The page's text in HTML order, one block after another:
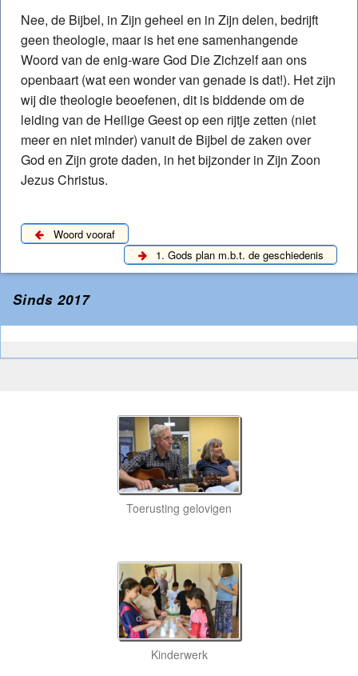
Nee, de Bijbel, in Zijn geheel en in Zijn delen, bedrijft
geen theologie, maar is het ene samenhangende
Woord van de enig-ware God Die Zichzelf aan ons
openbaart (wat een wonder van genade is dat!). Het zijn
wij die theologie beoefenen, dit is biddende om de
leiding van de Heilige Geest op een rijtje zetten (niet
meer en niet minder) vanuit de Bijbel de zaken over
God en Zijn grote daden, in het bijzonder in Zijn Zoon
Jezus Christus.
Woord vooraf
1. Gods plan m.b.t. de geschiedenis
Sinds 2017
Toerusting gelovigen
Kinderwerk